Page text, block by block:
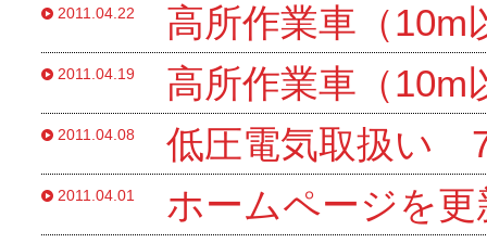
2011.04.22 高所作業車（
2011.04.19 高所作業車（
2011.04.08 低圧電気取扱い
2011.04.01 ホームページを